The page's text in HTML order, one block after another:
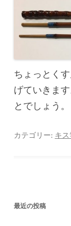
ちょっとく
げていきま
とでしょう。
カテゴリー: キス
最近の投稿